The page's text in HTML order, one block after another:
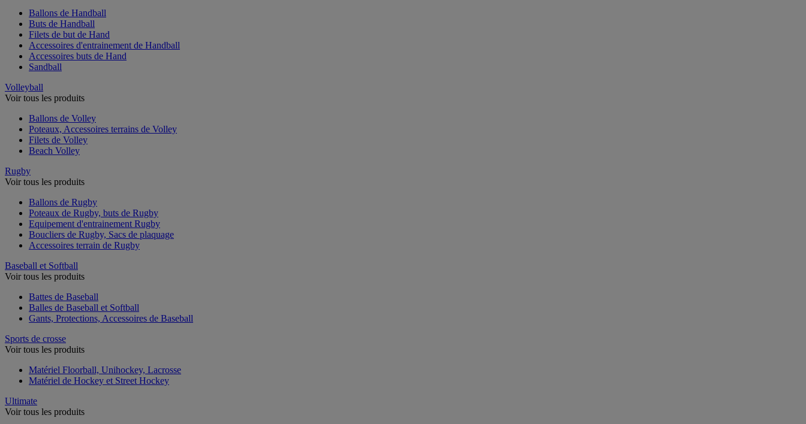
Ballons de Handball
Buts de Handball
Filets de but de Hand
Accessoires d'entrainement de Handball
Accessoires buts de Hand
Sandball
Volleyball
Voir tous les produits
Ballons de Volley
Poteaux, Accessoires terrains de Volley
Filets de Volley
Beach Volley
Rugby
Voir tous les produits
Ballons de Rugby
Poteaux de Rugby, buts de Rugby
Equipement d'entrainement Rugby
Boucliers de Rugby, Sacs de plaquage
Accessoires terrain de Rugby
Baseball et Softball
Voir tous les produits
Battes de Baseball
Balles de Baseball et Softball
Gants, Protections, Accessoires de Baseball
Sports de crosse
Voir tous les produits
Matériel Floorball, Unihockey, Lacrosse
Matériel de Hockey et Street Hockey
Ultimate
Voir tous les produits